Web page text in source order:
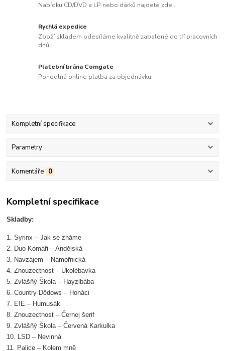
Nabídku CD/DVD a LP nebo dárků najdete zde..
Rychlá expedice
Zboží skladem odesíláme kvalitně zabalené do tří pracovních
dnů..
Platební brána Comgate
Pohodlná online platba za objednávku.
Kompletní specifikace
Parametry
Komentáře 0
Kompletní specifikace
Skladby:
1. Syrinx – Jak se známe
2. Duo Komáři – Andělská
3. Navzájem – Námořnická
4. Znouzectnost – Ukolébavka
5. Zvlášňý Škola – Hayzlbába
6. Country Dědows – Honáci
7. E!E – Humusák
8. Znouzectnost – Černej šerif
9. Zvlášňý Škola – Červená Karkulka
10. LSD – Nevinná
11. Palice – Kolem mně